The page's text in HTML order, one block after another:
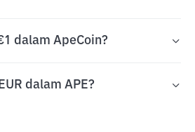
dalam ApeCoin?
dalam APE?